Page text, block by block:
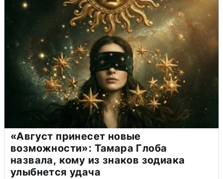
«Август принесет новые
возможности»: Тамара Глоба
назвала, кому из знаков зодиака
улыбнется удача